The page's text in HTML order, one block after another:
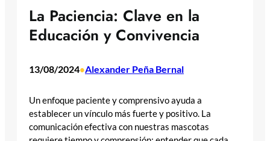
La Paciencia: Clave en la
Educación y Convivencia
13/08/2024•Alexander Peña Bernal
Un enfoque paciente y comprensivo ayuda a
establecer un vínculo más fuerte y positivo. La
comunicación efectiva con nuestras mascotas